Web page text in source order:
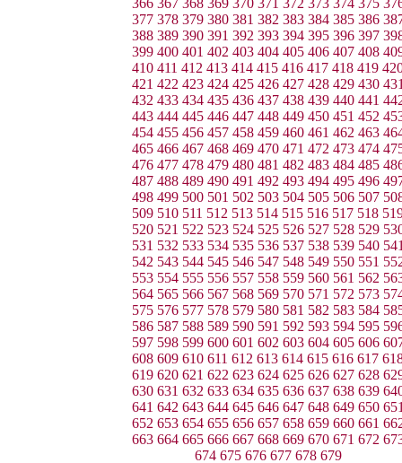
366 367 368 369 370 371 372 373 374 375
377 378 379 380 381 382 383 384 385 386
388 389 390 391 392 393 394 395 396 397
399 400 401 402 403 404 405 406 407 408
410 411 412 413 414 415 416 417 418 419
421 422 423 424 425 426 427 428 429 430
432 433 434 435 436 437 438 439 440 441
443 444 445 446 447 448 449 450 451 452
454 455 456 457 458 459 460 461 462 463
465 466 467 468 469 470 471 472 473 474
476 477 478 479 480 481 482 483 484 485
487 488 489 490 491 492 493 494 495 496
498 499 500 501 502 503 504 505 506 507
509 510 511 512 513 514 515 516 517 518
520 521 522 523 524 525 526 527 528 529
531 532 533 534 535 536 537 538 539 540
542 543 544 545 546 547 548 549 550 551
553 554 555 556 557 558 559 560 561 562
564 565 566 567 568 569 570 571 572 573
575 576 577 578 579 580 581 582 583 584
586 587 588 589 590 591 592 593 594 595
597 598 599 600 601 602 603 604 605 606
608 609 610 611 612 613 614 615 616 617
619 620 621 622 623 624 625 626 627 628
630 631 632 633 634 635 636 637 638 639
641 642 643 644 645 646 647 648 649 650
652 653 654 655 656 657 658 659 660 661
663 664 665 666 667 668 669 670 671 672
674 675 676 677 678 679